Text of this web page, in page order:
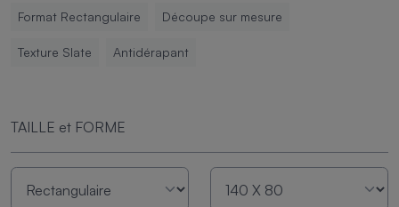
Format Rectangulaire Découpe sur mesure
Texture Slate Antidérapant
TAILLE et FORME